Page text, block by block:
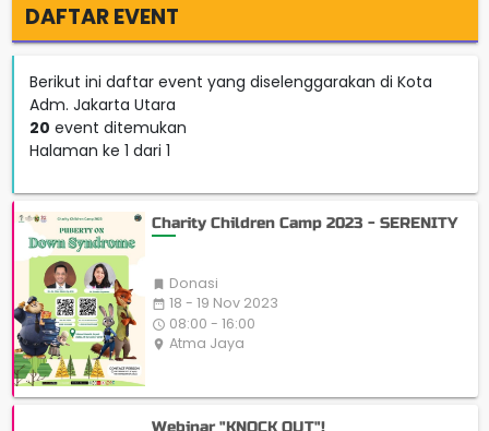
DAFTAR EVENT
Berikut ini daftar event yang diselenggarakan di Kota
Adm. Jakarta Utara
20 event ditemukan
Halaman ke 1 dari 1
Charity Children Camp 2023 - SERENITY
 Donasi
date_range 18 - 19 Nov 2023
access_time 08:00 - 16:00
place Atma Jaya
Webinar "KNOCK OUT"!